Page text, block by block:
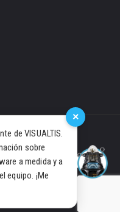
×
de VISUALTIS.
sobre
a medida y a
equipo. ¡Me